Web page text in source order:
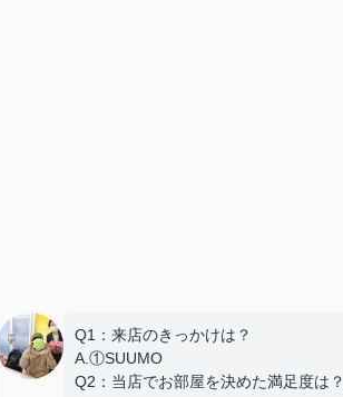
Q1：来店のきっかけは？
A.①SUUMO
Q2：当店でお部屋を決めた満足度は？